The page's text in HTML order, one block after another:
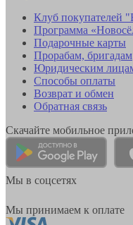
Клуб покупателей
Программа
Подарочные карты
Прорабам, бригадам
Юридическим
Способы оплаты
Возврат и обмен
Обратная связь
Скачайте мобильное
Мы в соцсетях
Мы принимаем к оплате